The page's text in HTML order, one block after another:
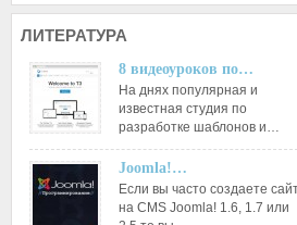
ЛИТЕРАТУРА
8 видеоуроков по…
На днях популярная и
известная студия по
разработке шаблонов и…
Joomla!…
Если вы часто создаете
на CMS Joomla! 1.6, 1.7 или